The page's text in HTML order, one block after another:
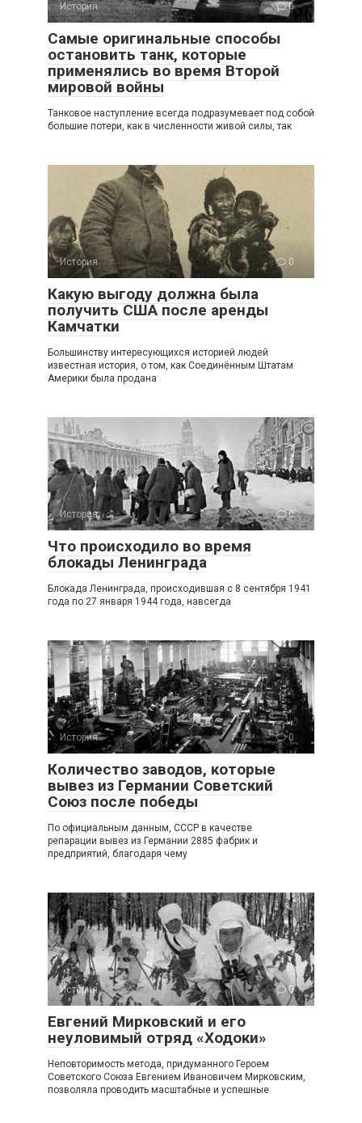
История 0
Самые оригинальные способы
остановить танк, которые
применялись во время Второй
мировой войны
Танковое наступление всегда подразумевает под собой
большие потери, как в численности живой силы, так
История 0
Какую выгоду должна была
получить США после аренды
Камчатки
Большинству интересующихся историей людей
известная история, о том, как Соединённым Штатам
Америки была продана
История 0
Что происходило во время
блокады Ленинграда
Блокада Ленинграда, происходившая с 8 сентября 1941
года по 27 января 1944 года, навсегда
История 0
Количество заводов, которые
вывез из Германии Советский
Союз после победы
По официальным данным, СССР в качестве
репарации вывез из Германии 2885 фабрик и
предприятий, благодаря чему
История 0
Евгений Мирковский и его
неуловимый отряд «Ходоки»
Неповторимость метода, придуманного Героем
Советского Союза Евгением Ивановичем Мирковским,
позволяла проводить масштабные и успешные